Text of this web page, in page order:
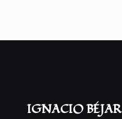
IGNACIO BÉJAR